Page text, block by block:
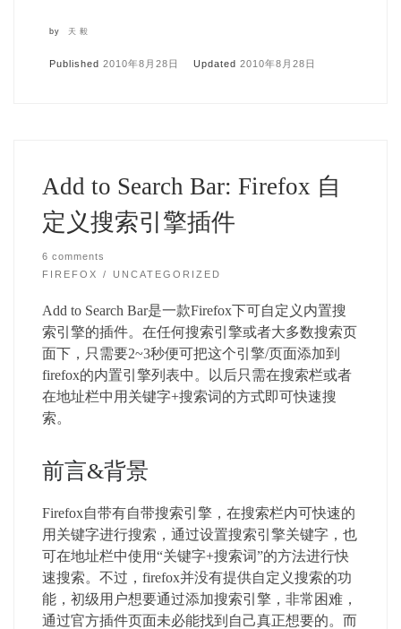
by 天毅
Published2010年8月28日 Updated2010年8月28日
Add to Search Bar: Firefox 自
定义搜索引擎插件
6 comments
FIREFOX
UNCATEGORIZED
Add to Search Bar是一款Firefox下可自定义内置搜
索引擎的插件。在任何搜索引擎或者大多数搜索页
面下，只需要2~3秒便可把这个引擎/页面添加到
firefox的内置引擎列表中。以后只需在搜索栏或者
在地址栏中用关键字+搜索词的方式即可快速搜
索。
前言&背景
Firefox自带有自带搜索引擎，在搜索栏内可快速的
用关键字进行搜索，通过设置搜索引擎关键字，也
可在地址栏中使用“关键字+搜索词”的方法进行快
速搜索。不过，firefox并没有提供自定义搜索的功
能，初级用户想要通过添加搜索引擎，非常困难，
通过官方插件页面未必能找到自己真正想要的。而